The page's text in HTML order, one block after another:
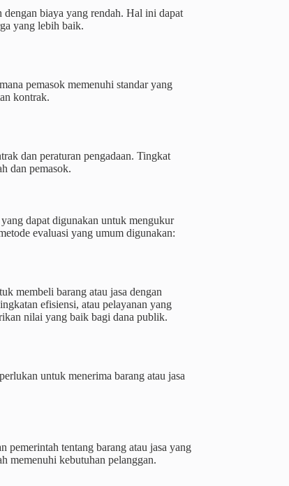
biaya yang rendah. Hal ini dapat
yang lebih baik.
pemasok memenuhi standar yang
kontrak.
dan peraturan pengadaan. Tingkat
dan pemasok.
dapat digunakan untuk mengukur
evaluasi yang umum digunakan:
membeli barang atau jasa dengan
efisiensi, atau pelayanan yang
nilai yang baik bagi dana publik.
untuk menerima barang atau jasa
pemerintah tentang barang atau jasa yang
memenuhi kebutuhan pelanggan.